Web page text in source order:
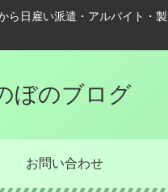
日雇い派遣・アルバイト・
ぼのブログ
お問い合わせ